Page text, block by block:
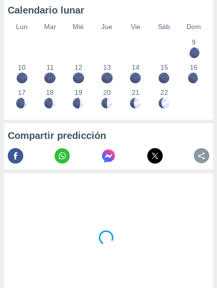
Calendario lunar
Lun Mar Mié Jue Vie Sáb
Dom
9
10 11 12 13 14 15 16
17 18 19 20 21 22
Compartir predicción